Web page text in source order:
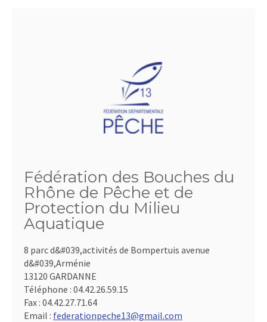
Fédération des Bouches du
Rhône de Pêche et de
Protection du Milieu
Aquatique
8 parc d&#039,activités de Bompertuis avenue
d&#039,Arménie
13120 GARDANNE
Téléphone : 04.42.26.59.15
Fax : 04.42.27.71.64
Email : federationpeche13@gmail.com